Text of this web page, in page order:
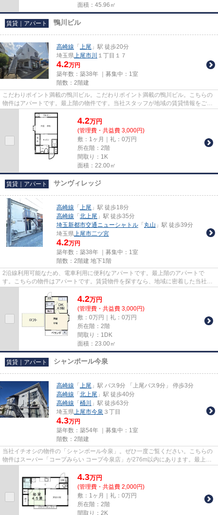
面積：45.96㎡
賃貸｜アパート 鴨川ビル
高崎線 「 上尾 」駅 徒歩20分
埼玉県上尾市川 １丁目１７
4.2万円
築年数：築38年 ｜募集中： 1室
階数：2階建
こだわりポイント満載の鴨川ビル。こだわりポイント満載の鴨川ビル。こちらの
物件はアパートです。最上階の物件です。当社スタッフが地域の賃貸情報をご提
供いたします。お客様のこだ...
4.2万円
(管理費・共益費 3,000円)
敷：1ヶ月｜礼：0万円
所在階：2階
間取り：1K
面積：22.00㎡
賃貸｜アパート サンヴィレッジ
高崎線 「 上尾 」駅 徒歩18分
高崎線 「 北上尾 」駅 徒歩35分
埼玉新都市交通ニューシャトル 「 丸山 」駅 徒歩39分
埼玉県上尾市二ツ宮
4.2万円
築年数：築38年 ｜募集中： 1室
階数：2階建 地下1階
2沿線利用可能なため、電車利用に便利なアパートです。最上階のアパートで
す。こちらの物件はアパートです。賃貸物件を探すなら、地域に密着した当社に
4.2万円
(管理費・共益費 3,000円)
敷：0万円｜礼：0万円
所在階：2階
間取り：1DK
面積：23.00㎡
賃貸｜アパート シャンポール今泉
高崎線 「 上尾 」駅 バス9分 「上尾バス9分」 停歩3分
高崎線 「 北上尾 」駅 徒歩40分
高崎線 「 桶川
」駅 徒歩63分
埼玉県上尾市今泉 ３丁目
4.3万円
築年数：築54年 ｜募集中： 1室
階数：2階建
当社イチオシの物件の「シャンポール今泉」。ぜひ一度ご覧ください。こちらの
物件はスーパー「コープみらい コープ今泉店」が276m以内にあります。最上階
4.3万円
(管理費・共益費 2,000円)
敷：1ヶ月｜礼：0万円
所在階：2階
間取り：2K